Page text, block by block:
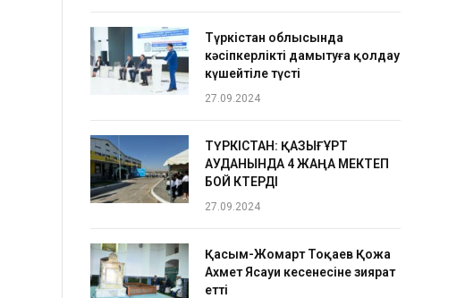
Түркістан облысында
кәсіпкерлікті дамытуға қолдау
күшейтіле түсті
27.09.2024
ТҮРКІСТАН: ҚАЗЫҒҰРТ
АУДАНЫНДА 4 ЖАҢА МЕКТЕП
БОЙ КӨТЕРДІ
27.09.2024
Қасым-Жомарт Тоқаев Қожа
Ахмет Ясауи кесенесіне зиярат
етті